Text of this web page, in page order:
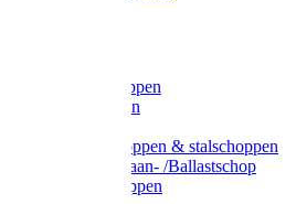
Betonschoppen
Schepbatsen
Ballastschoppen & stalschoppen
Slijtsrip Graan- /Ballastschop
Graanschoppen